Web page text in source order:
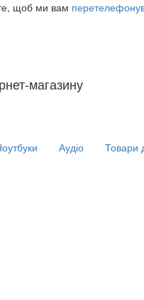
щоб ми вам
магазину
Аудіо Товари